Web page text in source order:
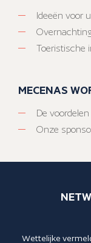
Ideeën voor
Toeristische
MECENAS
De voordelen
Onze
Wettelijke